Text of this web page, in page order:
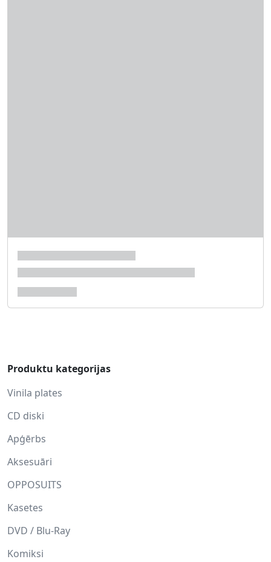
Produktu kategorijas
Vinila plates
CD diski
Apģērbs
Aksesuāri
OPPOSUITS
Kasetes
DVD / Blu-Ray
Komiksi